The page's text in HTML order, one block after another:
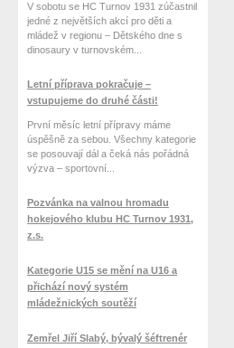
V sobotu se HC Turnov 1931 zúčastnil
jedné z největších akcí pro děti a
mládež v regionu – Dětského dne s
dinosaury v turnovském...
Letní příprava pokračuje –
vstupujeme do druhé části!
První měsíc letní přípravy máme
úspěšně za sebou. Všechny kategorie
se posouvají dál a čeká nás pořádná
výzva – sportovní...
Pozvánka na valnou hromadu
hokejového klubu HC Turnov 1931,
z.s.
Kategorie U15 se mění na U16 a
přichází nový systém
mládežnických soutěží
Zemřel Jiří Slabý, bývalý šéftrenér